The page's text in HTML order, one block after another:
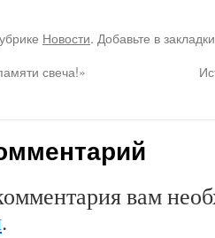
Новости. Добавьте в
свеча!»
вам
.